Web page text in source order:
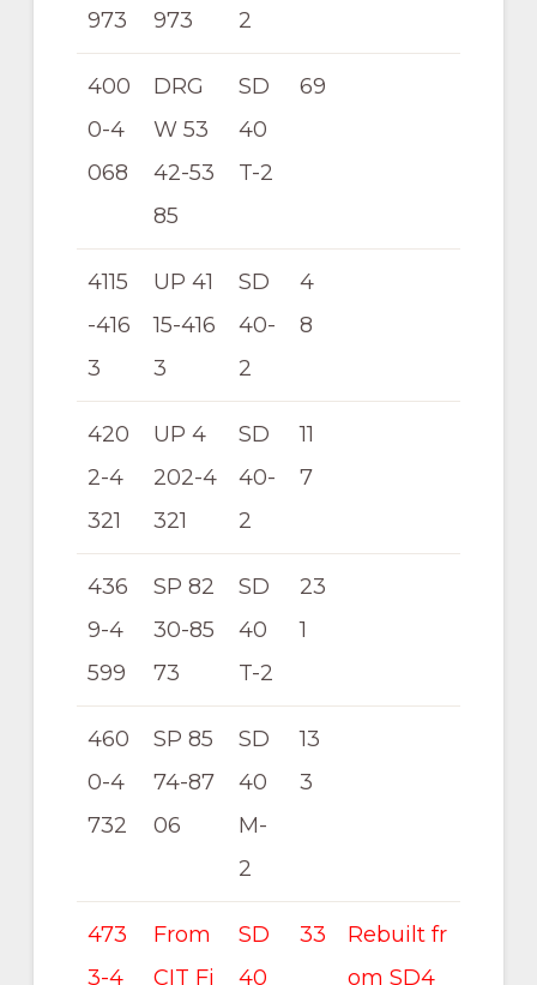
973
973
2
400
0-4
068
DRG
W 53
42-53
85
SD
40
T-2
69
4115
-416
3
UP 41
15-416
3
SD
40-
2
4
8
420
2-4
321
UP 4
202-4
321
SD
40-
2
11
7
436
9-4
599
SP 82
30-85
73
SD
40
T-2
23
1
460
0-4
732
SP 85
74-87
06
SD
40
M-
2
13
3
473
3-4
From
CIT Fi
SD
40
33
Rebuilt fr
om SD4